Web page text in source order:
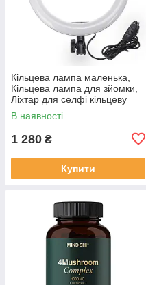
Кільцева лампа маленька,
Кільцева лампа для зйомки,
Ліхтар для селфі кільцеву
лампу QV-94
В наявності
1 280 ₴
Купити